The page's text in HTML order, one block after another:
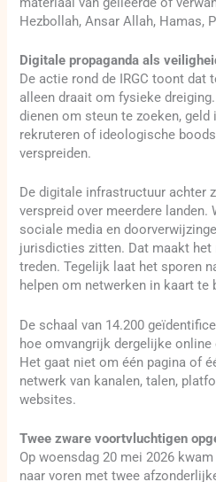
Hezbollah, Ansar Allah, Hamas,
Digitale propaganda als
De actie rond de IRGC toont
alleen draait om fysieke
dienen om steun te zoeken, geld
rekruteren of ideologische
verspreiden.
De digitale infrastructuur achter
verspreid over meerdere landen.
sociale media en
jurisdicties zitten. Dat maakt
treden. Tegelijk laat het sporen
helpen om netwerken in kaart te
De schaal van 14.200
hoe omvangrijk dergelijke
Het gaat niet om één pagina of
netwerk van kanalen, talen,
websites.
Twee zware voortvluchtigen
Op woensdag 20 mei 2026
naar voren met twee